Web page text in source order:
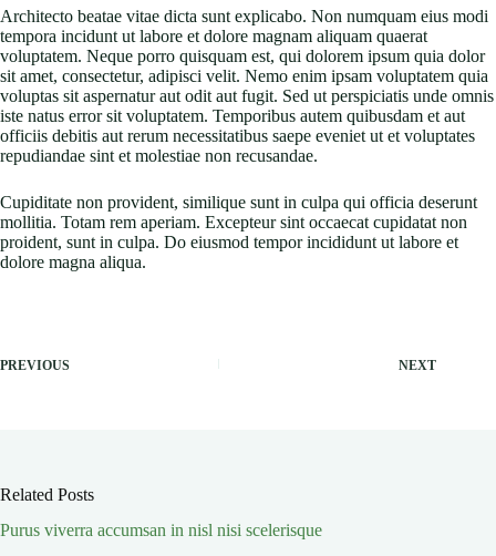
Architecto beatae vitae dicta sunt explicabo. Non numquam eius modi
tempora incidunt ut labore et dolore magnam aliquam quaerat
voluptatem. Neque porro quisquam est, qui dolorem ipsum quia dolor
sit amet, consectetur, adipisci velit. Nemo enim ipsam voluptatem quia
voluptas sit aspernatur aut odit aut fugit. Sed ut perspiciatis unde omnis
iste natus error sit voluptatem. Temporibus autem quibusdam et aut
officiis debitis aut rerum necessitatibus saepe eveniet ut et voluptates
repudiandae sint et molestiae non recusandae.
Cupiditate non provident, similique sunt in culpa qui officia deserunt
mollitia. Totam rem aperiam. Excepteur sint occaecat cupidatat non
proident, sunt in culpa. Do eiusmod tempor incididunt ut labore et
dolore magna aliqua.
PREVIOUS NEXT
Related Posts
Purus viverra accumsan in nisl nisi scelerisque